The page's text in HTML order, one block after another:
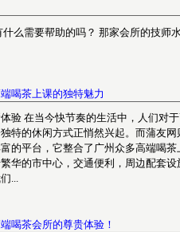
么需要帮助的吗？ 那家会所的技
喝茶上课的独特魅力
验 在当今快节奏的生活中，人们对
特的休闲方式正悄然兴起。而蒲友
的平台，它整合了广州众多高端喝
华的市中心，交通便利，周边配套
...
喝茶会所的尊贵体验！